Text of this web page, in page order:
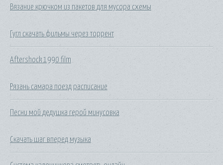
Вязание крючком из пакетов для мусора схемы
Гугл скачать фильмы через торрент
Aftershock 1990 film
Рязань самара поезд расписание
Песни мой дедушка герой минусовка
Скачать шаг вперед музыка